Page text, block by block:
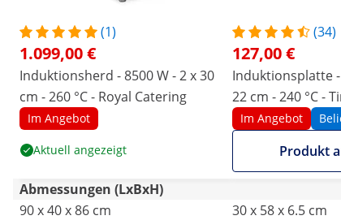
(1)
1.099,00 €
Induktionsherd - 8500 W - 2 x 30
cm - 260 °C - Royal Catering
Im Angebot
Aktuell angezeigt
(34)
127,00 €
Induktionsplatte -
22 cm - 240 °C -
Catering
Im Angebot
Produkt
Abmessungen (LxBxH)
90 x 40 x 86 cm
30 x 58 x 6.5 cm